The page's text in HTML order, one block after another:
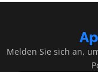
Melden Sie sich an,